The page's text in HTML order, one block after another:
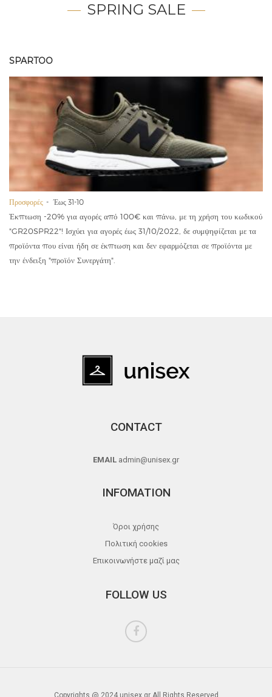
SPRING SALE
SPARTOO
Προσφορές Έως 31-10
Έκπτωση -20% για αγορές από 100€ και πάνω, με τη χρήση του κωδικού
"GR20SPR22"! Ισχύει για αγορές έως 31/10/2022, δε συμψηφίζεται με τα
προϊόντα που είναι ήδη σε έκπτωση και δεν εφαρμόζεται σε προϊόντα με
την ένδειξη "προϊόν Συνεργάτη".
CONTACT
EMAIL admin@unisex.gr
INFOMATION
Όροι χρήσης
Πολιτική cookies
Επικοινωνήστε μαζί μας
FOLLOW US
Copyrights @ 2024 unisex.gr All Rights Reserved